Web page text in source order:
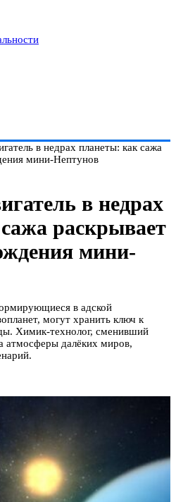
в недрах планеты: как сажа
мини-Нептунов
в недрах
раскрывает
мини-
в адской
могут хранить ключ к
Химик-технолог, сменивший
атмосферы далёких миров,